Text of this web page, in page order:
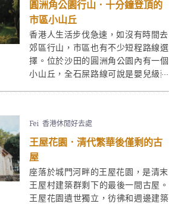
圓洲角公園行山．十分鐘登頂的
市區小山丘
香港人生活步伐急速，如沒有時間去
郊區行山，市區也有不少短程路線選
擇。位於沙田的圓洲角公園內有一個
小山丘，全石屎路線可說是嬰兒級難
Fei 香港休閒好去處
王屋花園．清代繁華後僅剩的古
屋
座落於城門河畔的王屋花園，是清末
王屋村建築群剩下的最後一間古屋。
王屋花園遺世獨立，彷彿和週邊建築